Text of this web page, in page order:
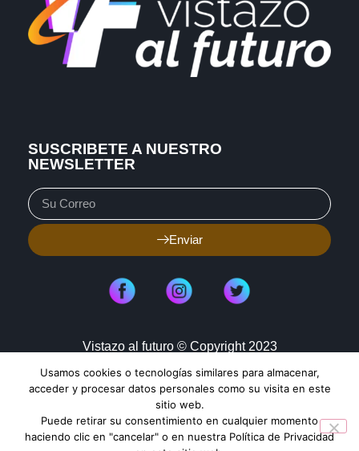
SUSCRIBETE A NUESTRO
NEWSLETTER
Enviar
Vistazo al futuro © Copyright 2023
Aviso de Privacidad
Política de Cookies
Mapa de Sitio
Usamos cookies o tecnologías similares para almacenar,
acceder y procesar datos personales como su visita en este
sitio web.
Puede retirar su consentimiento en cualquier momento
haciendo clic en "cancelar" o en nuestra Política de Privacidad